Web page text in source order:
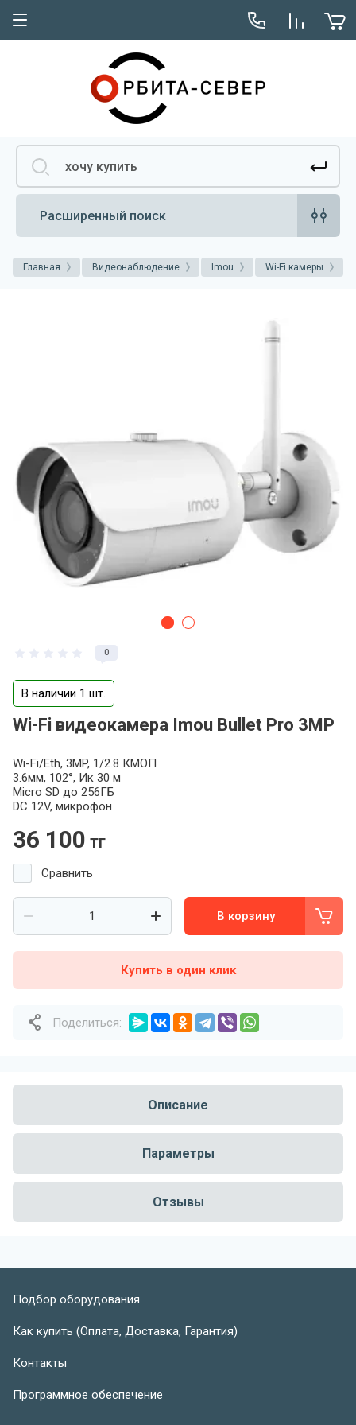
Расширенный поиск
Главная Видеонаблюдение Imou Wi-Fi камеры
0
В наличии 1 шт.
Wi-Fi видеокамера Imou Bullet Pro 3MP
Wi-Fi/Eth, 3MP, 1/2.8 КМОП
3.6мм, 102°, Ик 30 м
Micro SD до 256ГБ
DC 12V, микрофон
36 100 тг
Сравнить
В корзину
Купить в один клик
Поделиться:
Описание
Параметры
Отзывы
Подбор оборудования
Как купить (Оплата, Доставка, Гарантия)
Контакты
Программное обеспечение